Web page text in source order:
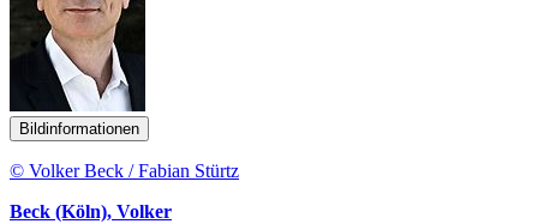
Bildinformationen
© Volker Beck / Fabian Stürtz
Beck (Köln), Volker